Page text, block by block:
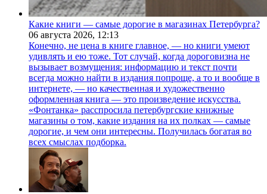
Какие книги — самые дорогие в магазинах Петербурга?
06 августа 2026, 12:13
Конечно, не цена в книге главное, — но книги умеют
удивлять и ею тоже. Тот случай, когда дороговизна не
вызывает возмущения: информацию и текст почти
всегда можно найти в издания попроще, а то и вообще в
интернете, — но качественная и художественно
оформленная книга — это произведение искусства.
«Фонтанка» расспросила петербургские книжные
магазины о том, какие издания на их полках — самые
дорогие, и чем они интересны. Получилась богатая во
всех смыслах подборка.